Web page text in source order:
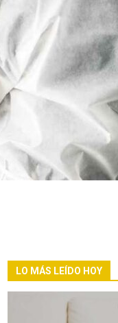
LO MÁS LEÍDO HOY